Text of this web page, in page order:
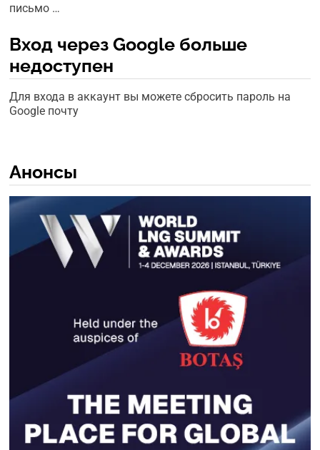
письмо …
Вход через Google больше
недоступен
Для входа в аккаунт вы можете сбросить пароль на
Google почту
Анонсы